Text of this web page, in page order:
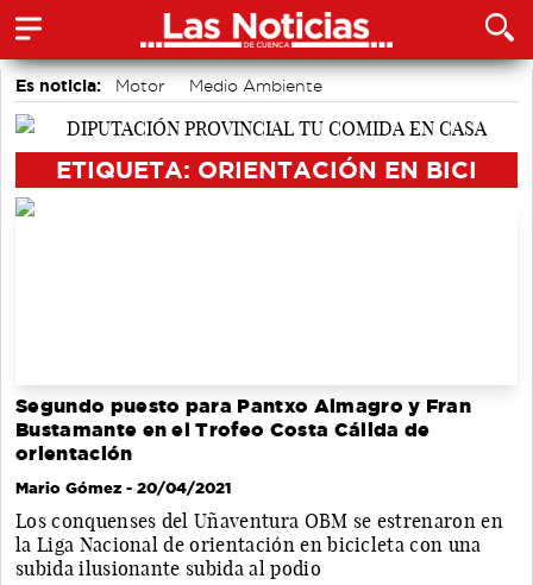
Es noticia: Motor
Medio Ambiente
accidentes laborales
ETIQUETA: ORIENTACIÓN EN BICI
Segundo puesto para Pantxo Almagro y Fran
Bustamante en el Trofeo Costa Cálida de
orientación
Mario Gómez - 20/04/2021
Los conquenses del Uñaventura OBM se estrenaron en
la Liga Nacional de orientación en bicicleta con una
subida ilusionante subida al podio